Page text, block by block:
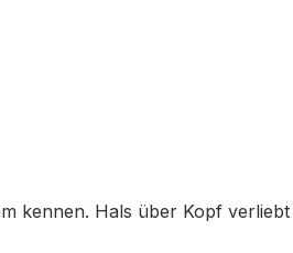
kennen. Hals über Kopf